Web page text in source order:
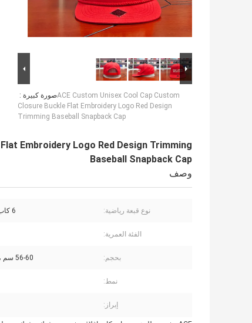
صورة كبيرة :ACE Custom Unisex Cool Cap Custom
Closure Buckle Flat Embroidery Logo Red Design
Trimming Baseball Snapback Cap
Embroidery Logo Red Design Trimming
Baseball Snapback Cap
وصف
نوع قبعة رياضية: 6 كاب سائق شاحنة
الفئة العمرية:
بحجم: 56-60 سم ، 56 ~ 60 سم
نمط:
إبراز: